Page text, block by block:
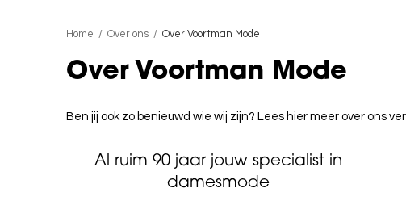
Home Over ons Over Voortman Mode
Over Voortman Mode
Ben jij ook zo benieuwd wie wij zijn? Lees hier meer over ons
Al ruim 90 jaar jouw specialist in
damesmode